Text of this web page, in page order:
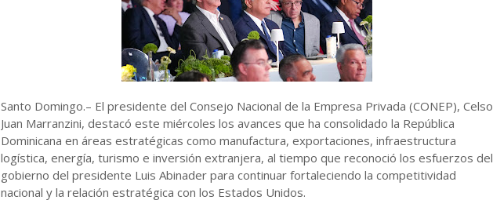
Santo Domingo.– El presidente del Consejo Nacional de la Empresa Privada (CONEP), Celso
Juan Marranzini, destacó este miércoles los avances que ha consolidado la República
Dominicana en áreas estratégicas como manufactura, exportaciones, infraestructura
logística, energía, turismo e inversión extranjera, al tiempo que reconoció los esfuerzos del
gobierno del presidente Luis Abinader para continuar fortaleciendo la competitividad
nacional y la relación estratégica con los Estados Unidos.